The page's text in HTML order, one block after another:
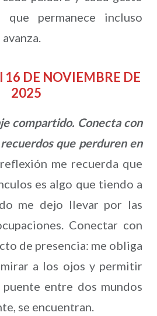
que permanece incluso
DE NOVIEMBRE DE
2025
compartido. Conecta con
que perduren en
me recuerda que
es algo que tiendo a
me dejo llevar por las
Conectar con
de presencia: me obliga
a los ojos y permitir
entre dos mundos
se encuentran.